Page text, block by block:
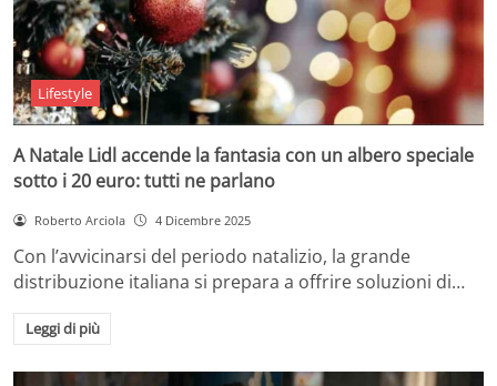
Lifestyle
A Natale Lidl accende la fantasia con un albero speciale
sotto i 20 euro: tutti ne parlano
Roberto Arciola 4 Dicembre 2025
Con l’avvicinarsi del periodo natalizio, la grande
distribuzione italiana si prepara a offrire soluzioni di…
Leggi di più